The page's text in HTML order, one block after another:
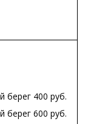
берег 400 руб.
берег 600 руб.